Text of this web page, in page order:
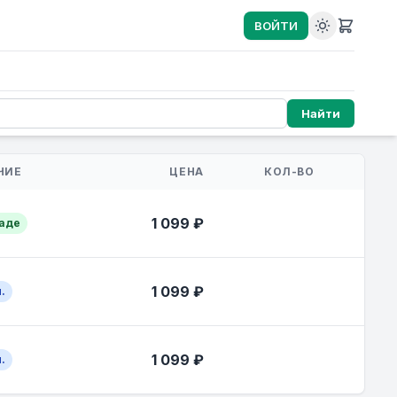
ВОЙТИ
Найти
ЦЕНА КОЛ-ВО
1 099 ₽
1 099 ₽
1 099 ₽